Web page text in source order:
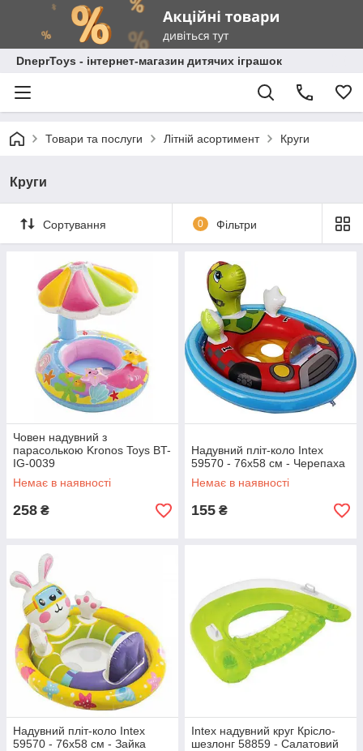
DneprToys - інтернет-магазин дитячих іграшок
Товари та послуги Літній асортимент Круги
Круги
Сортування 0 Фільтри
Човен надувний з
парасолькою Kronos Toys BT-
IG-0039
Немає в наявності
258 ₴
Надувний пліт-коло Intex
59570 - 76х58 см - Черепаха
Немає в наявності
155 ₴
Надувний пліт-коло Intex
59570 - 76х58 см - Зайка
Intex надувний круг Крісло-
шезлонг 58859 - Салатовий